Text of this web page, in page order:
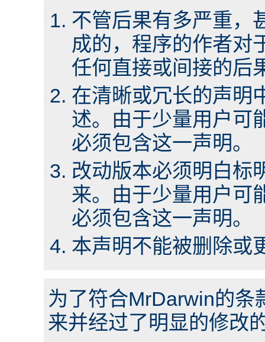
不管后果有多严重，
成的，程序的作者对
任何直接或间接的后
在清晰或冗长的声明
述。由于少量用户可
必须包含这一声明。
改动版本必须明白标
来。由于少量用户可
必须包含这一声明。
本声明不能被删除或
为了符合MrDarwin的条
来并经过了明显的修改